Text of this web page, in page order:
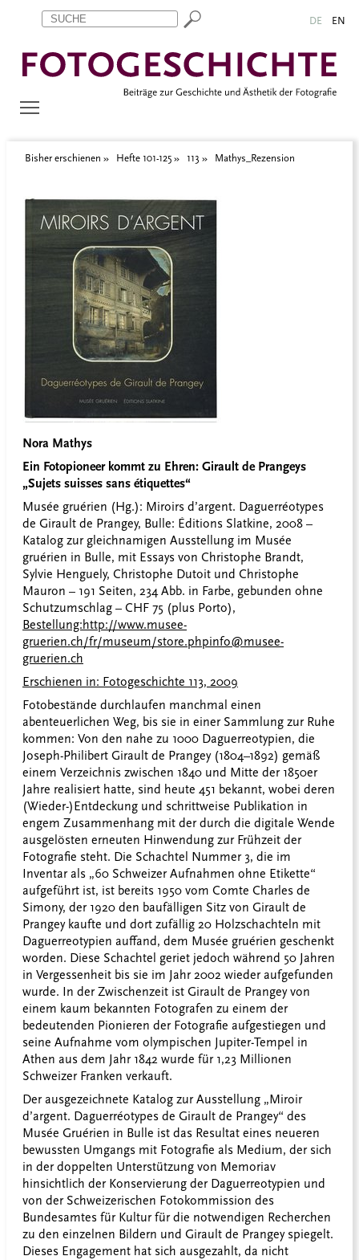
Zum Inhalt springen
Aktuelle Seite: Mathys_Rezension DE EN
Bisher erschienen Hefte 101-125 113 Mathys_Rezension
Nora Mathys
Ein Fotopioneer kommt zu Ehren: Girault de Prangeys
„Sujets suisses sans étiquettes“
Musée gruérien (Hg.): Miroirs d’argent. Daguerréotypes
de Girault de Prangey, Bulle: Éditions Slatkine, 2008 –
Katalog zur gleichnamigen Ausstellung im Musée
gruérien in Bulle, mit Essays von Christophe Brandt,
Sylvie Henguely, Christophe Dutoit und Christophe
Mauron – 191 Seiten, 234 Abb. in Farbe, gebunden ohne
Schutzumschlag – CHF 75 (plus Porto),
Bestellung:http://www.musee-
gruerien.ch/fr/museum/store.phpinfo@musee-
gruerien.ch
Erschienen in: Fotogeschichte 113, 2009
Fotobestände durchlaufen manchmal einen
abenteuerlichen Weg, bis sie in einer Sammlung zur Ruhe
kommen: Von den nahe zu 1000 Daguerreotypien, die
Joseph-Philibert Girault de Prangey (1804–1892) gemäß
einem Verzeichnis zwischen 1840 und Mitte der 1850er
Jahre realisiert hatte, sind heute 451 bekannt, wobei deren
(Wieder-)Entdeckung und schrittweise Publikation in
engem Zusammenhang mit der durch die digitale Wende
ausgelösten erneuten Hinwendung zur Frühzeit der
Fotografie steht. Die Schachtel Nummer 3, die im
Inventar als „60 Schweizer Aufnahmen ohne Etikette“
aufgeführt ist, ist bereits 1950 vom Comte Charles de
Simony, der 1920 den baufälligen Sitz von Girault de
Prangey kaufte und dort zufällig 20 Holzschachteln mit
Daguerreotypien auffand, dem Musée gruérien geschenkt
worden. Diese Schachtel geriet jedoch während 50 Jahren
in Vergessenheit bis sie im Jahr 2002 wieder aufgefunden
wurde. In der Zwischenzeit ist Girault de Prangey von
einem kaum bekannten Fotografen zu einem der
bedeutenden Pionieren der Fotografie aufgestiegen und
seine Aufnahme vom olympischen Jupiter-Tempel in
Athen aus dem Jahr 1842 wurde für 1,23 Millionen
Schweizer Franken verkauft.
Der ausgezeichnete Katalog zur Ausstellung „Miroir
d’argent. Daguerréotypes de Girault de Prangey“ des
Musée Gruérien in Bulle ist das Resultat eines neueren
bewussten Umgangs mit Fotografie als Medium, der sich
in der doppelten Unterstützung von Memoriav
hinsichtlich der Konservierung der Daguerreotypien und
von der Schweizerischen Fotokommission des
Bundesamtes für Kultur für die notwendigen Recherchen
zu den einzelnen Bildern und Girault de Prangey spiegelt.
Dieses Engagement hat sich ausgezahlt, da nicht